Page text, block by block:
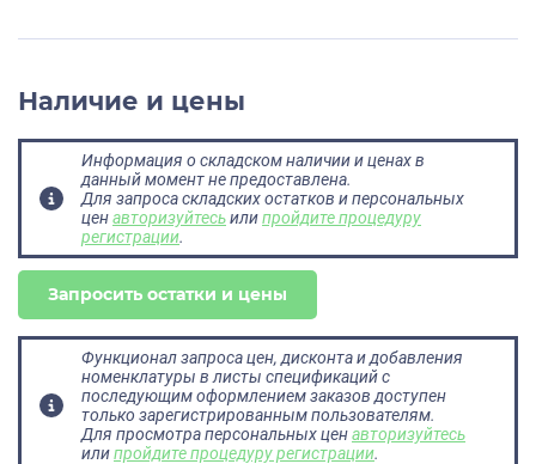
Наличие и цены
Информация о складском наличии и ценах в
данный момент не предоставлена.
Для запроса складских остатков и персональных
ценавторизуйтесьилипройдите процедуру
регистрации.
Запросить остатки и цены
Функционал запроса цен, дисконта и добавления
номенклатуры в листы спецификаций с
последующим оформлением заказов доступен
только зарегистрированным пользователям.
Для просмотра персональных ценавторизуйтесь
илипройдите процедуру регистрации.